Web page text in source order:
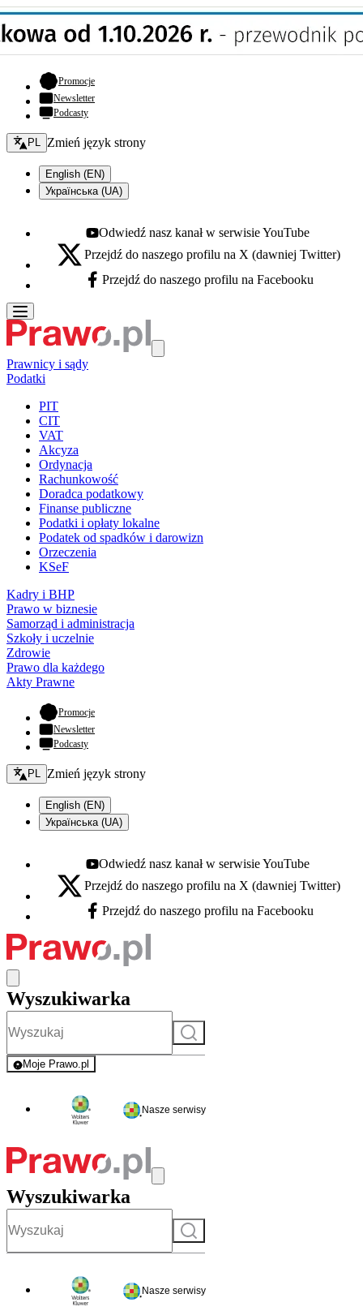
Promocje- otwiera się w nowej karcie
Newsletter
Podcasty
Zmień język - bieżący:
PL Zmień język strony
English (EN)
Українська (UA)
Youtube - otwiera się w nowej karcie
Odwiedź nasz kanał w serwisie YouTube
X - otwiera się w nowej karcie
Przejdź do naszego profilu na X (dawniej Twitter)
Facebook - otwiera się w nowej karcie
Przejdź do naszego profilu na Facebooku
Prawnicy i sądy
Podatki
PIT
CIT
VAT
Akcyza
Ordynacja
Rachunkowość
Doradca podatkowy
Finanse publiczne
Podatki i opłaty lokalne
Podatek od spadków i darowizn
Orzeczenia
KSeF
Kadry i BHP
Prawo w biznesie
Samorząd i administracja
Szkoły i uczelnie
Zdrowie
Prawo dla każdego
Akty Prawne
Promocje- otwiera się w nowej karcie
Newsletter
Podcasty
Zmień język - bieżący:
PL Zmień język strony
English (EN)
Українська (UA)
Youtube - otwiera się w nowej karcie
Odwiedź nasz kanał w serwisie YouTube
X - otwiera się w nowej karcie
Przejdź do naszego profilu na X (dawniej Twitter)
Facebook - otwiera się w nowej karcie
Przejdź do naszego profilu na Facebooku
Wyszukiwarka
Szukaj
Moje Prawo.pl
- rejestracja i logowanie do serwisu
Nasze serwisy
Wyszukiwarka
Szukaj
Nasze serwisy